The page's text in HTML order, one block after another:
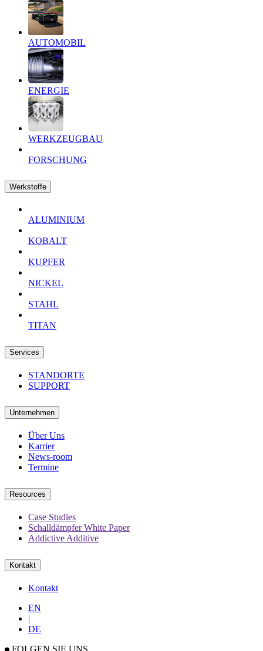
AUTOMOBIL
ENERGIE
WERKZEUGBAU
FORSCHUNG
Werkstoffe
ALUMINIUM
KOBALT
KUPFER
NICKEL
STAHL
TITAN
Services
STANDORTE
SUPPORT
Unternehmen
Über Uns
Karrier
News-room
Termine
Resources
Case Studies
Schalldämpfer White Paper
Addictive Additive
Kontakt
Kontakt
EN
|
DE
FOLGEN SIE UNS